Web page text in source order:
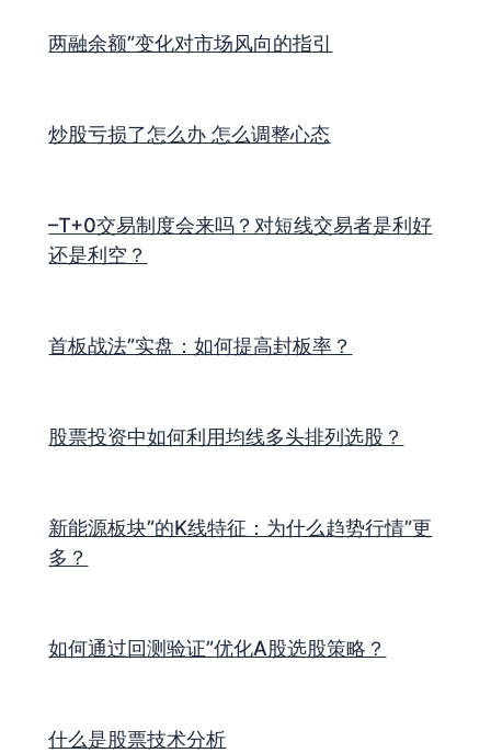
两融余额”变化对市场风向的指引
炒股亏损了怎么办 怎么调整心态
–T+0交易制度会来吗？对短线交易者是利好
还是利空？
首板战法”实盘：如何提高封板率？
股票投资中如何利用均线多头排列选股？
新能源板块”的K线特征：为什么趋势行情”更
多？
如何通过回测验证”优化A股选股策略？
什么是股票技术分析